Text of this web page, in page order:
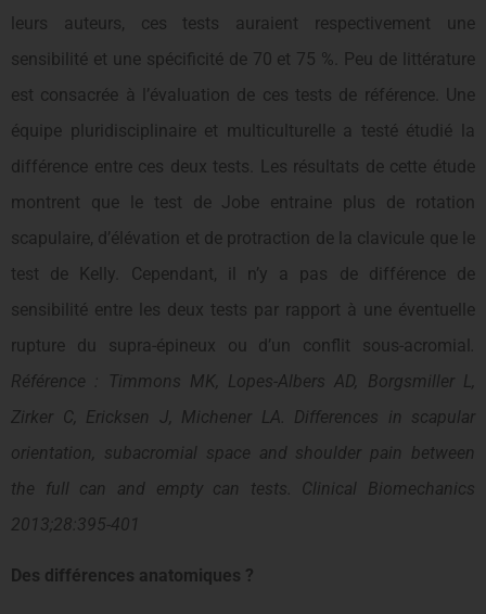
leurs auteurs, ces tests auraient respectivement une
sensibilité et une spécificité de 70 et 75 %. Peu de littérature
est consacrée à l’évaluation de ces tests de référence. Une
équipe pluridisciplinaire et multiculturelle a testé étudié la
différence entre ces deux tests. Les résultats de cette étude
montrent que le test de Jobe entraine plus de rotation
scapulaire, d’élévation et de protraction de la clavicule que le
test de Kelly. Cependant, il n’y a pas de différence de
sensibilité entre les deux tests par rapport à une éventuelle
rupture du supra-épineux ou d’un conflit sous-acromial
Référence : Timmons MK, Lopes-Albers AD, Borgsmiller L,
Zirker C, Ericksen J, Michener LA. Differences in scapular
orientation, subacromial space and shoulder pain between
the full can and empty can tests. Clinical Biomechanics
2013;28:395-401
Des différences anatomiques ?